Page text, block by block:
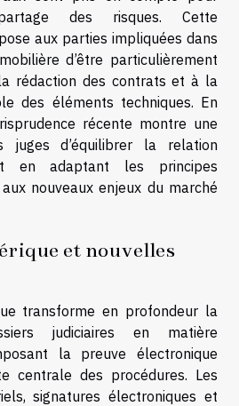
des risques. Cette
aux parties impliquées dans
d’être particulièrement
rédaction des contrats et à la
des éléments techniques. En
récente montre une
juges d’équilibrer la relation
en adaptant les principes
nouveaux enjeux du marché
et nouvelles
transforme en profondeur la
judiciaires en matière
la preuve électronique
centrale des procédures. Les
signatures électroniques et